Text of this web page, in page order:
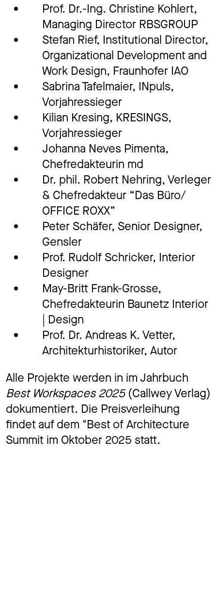
Prof. Dr.-Ing. Christine Kohlert,
Managing Director RBSGROUP
Stefan Rief, Institutional Director,
Organizational Development and
Work Design, Fraunhofer IAO
Sabrina Tafelmaier, INpuls,
Vorjahressieger
Kilian Kresing, KRESINGS,
Vorjahressieger
Johanna Neves Pimenta,
Chefredakteurin md
Dr. phil. Robert Nehring, Verleger
& Chefredakteur “Das Büro/
OFFICE ROXX”
Peter Schäfer, Senior Designer,
Gensler
Prof. Rudolf Schricker, Interior
Designer
May-Britt Frank-Grosse,
Chefredakteurin Baunetz Interior
| Design
Prof. Dr. Andreas K. Vetter,
Architekturhistoriker, Autor
Alle Projekte werden in im Jahrbuch
Best Workspaces 2025(Callwey Verlag)
dokumentiert. Die Preisverleihung
findet auf dem "Best of Architecture
Summit im Oktober 2025 statt.